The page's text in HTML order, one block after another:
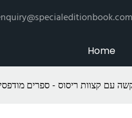
Home
עם קצוות ריסוס - ספרים